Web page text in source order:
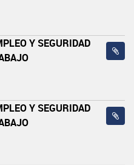
Y SEGURIDAD
Y SEGURIDAD